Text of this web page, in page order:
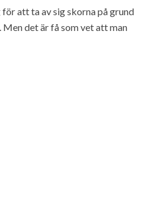
att ta av sig skorna på grund
det är få som vet att man